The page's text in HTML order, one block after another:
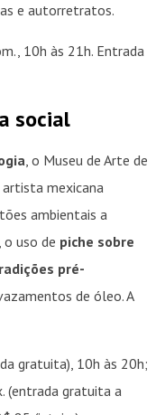
e autorretratos.
10h às 21h. Entrada
social
, o Museu de Arte de
mexicana
ambientais a
uso de piche sobre
pré-
de óleo. A
gratuita), 10h às 20h;
(entrada gratuita a